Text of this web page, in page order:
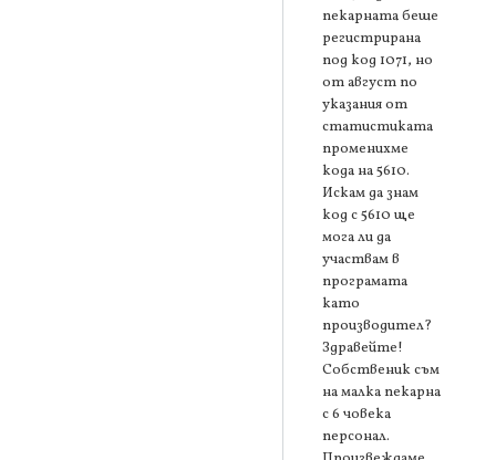
пекарната беше
регистрирана
под код 1071, но
от август по
указания от
статистиката
променихме
кода на 5610.
Искам да знам
код с 5610 ще
мога ли да
участвам в
програмата
като
производител?
Здравейте!
Собственик съм
на малка пекарна
с 6 човека
персонал.